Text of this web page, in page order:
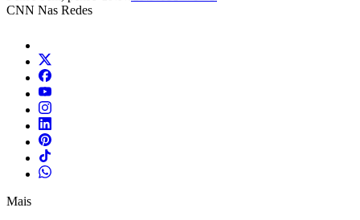
CNN Nas Redes
Mais